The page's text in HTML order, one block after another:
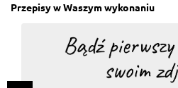
Przepisy w Waszym wykonaniu